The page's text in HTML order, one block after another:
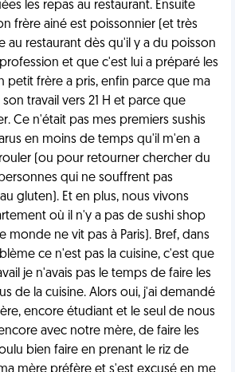
les repas au restaurant. Ensuite
frère ainé est poissonnier (et très
au restaurant dès qu'il y a du poisson
et que c'est lui a préparé les
petit frère a pris, enfin parce que ma
travail vers 21 H et parce que
Ce n'était pas mes premiers sushis
en moins de temps qu'il m'en a
(ou pour retourner chercher du
qui ne souffrent pas
gluten). Et en plus, nous vivons
où il n'y a pas de sushi shop
monde ne vit pas à Paris). Bref, dans
ce n'est pas la cuisine, c'est que
je n'avais pas le temps de faire les
de la cuisine. Alors oui, j'ai demandé
encore étudiant et le seul de nous
avec notre mère, de faire les
bien faire en prenant le riz de